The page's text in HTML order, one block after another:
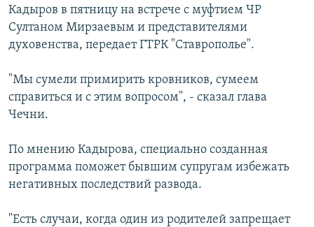
Кадыров в пятницу на встрече с муфтием ЧР
Султаном Мирзаевым и представителями
духовенства, передает ГТРК "Ставрополье".
"Мы сумели примирить кровников, сумеем
справиться и с этим вопросом", - сказал глава
Чечни.
По мнению Кадырова, специально созданная
программа поможет бывшим супругам избежать
негативных последствий развода.
"Есть случаи, когда один из родителей запрещает